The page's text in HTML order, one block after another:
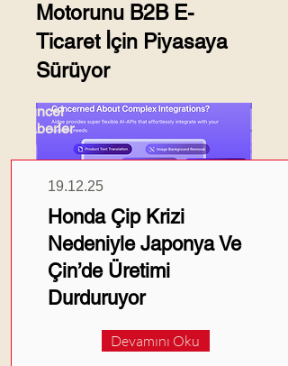
Motorunu B2B E-
Ticaret İçin Piyasaya
Sürüyor
Alibaba, küçük ve orta ölçekli
işletmeler için yapay zeka
destekli bir tedarik motoru
başlatacağını duyurdu. Bu motor,
tedarik ihtiyaçlarını yorumlayacak
ve alıcılarla tedarikçileri
Güncel
Haberler
19.12.25
Honda Çip Krizi
Nedeniyle Japonya Ve
Çin’de Üretimi
Durduruyor
Devamını Oku